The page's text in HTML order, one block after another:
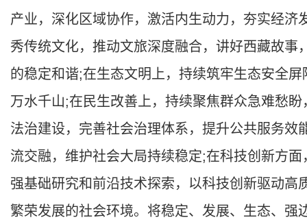
产业，深化区域协作，激活内生动力，夯实经
秀传统文化，推动文旅深度融合，讲好西藏故
的稳定和谐;在生态文明上，持续筑牢生态安全
万水千山;在民生改善上，持续聚焦群众急难愁
法治建设，完善社会治理体系，提升公共服务
流交融，维护社会大局持续稳定;在科技创新方
强基础研究和前沿技术探索，以科技创新驱动
繁荣发展的社会环境。将稳定、发展、生态、